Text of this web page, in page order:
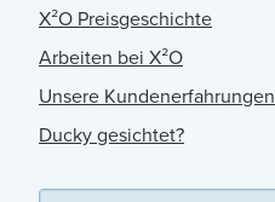
X²O Preisgeschichte
Arbeiten bei X²O
Unsere Kundenerfahrungen
Ducky gesichtet?